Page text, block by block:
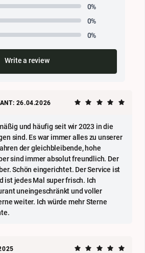
0%
0%
0%
Write a review
26.04.2026
und häufig seit wir 2023 in die
sind. Es war immer alles zu unserer
der gleichbleibende, hohe
sind immer absolut freundlich. Der
Schön eingerichtet. Der Service ist
ist jedes Mal super frisch. Ich
uneingeschränkt und voller
weiter. Ich würde mehr Sterne